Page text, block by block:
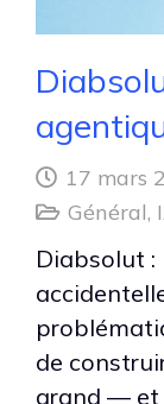
17 mars
Général,
Diabsolut :
de
grand — et